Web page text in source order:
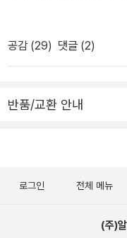
기는 셈이다. 이런 이유로
일터(Fissured
러스처럼 대한민국 전역
다. 기존 퀵서비스가 다양
행업은 배달원이 음식점
자 형태로 운영되기 때문
이너, 학습지교사, 보험설
책들은 이익만을 좇는 대
그러나 원론적인 구호만 되
시장에 구축한 독점적 시
산업 현장에서 계약상 우
사회》(생각비행, 2017)
쓴 저자 양정호 씨는 갑이
회를 ‘하청사회’라고 부
카프카 《변신》 (열린책
그림 《변신》 (문학동네,
(민음사, 1998) 카프카의 대표작 『변신』은 늘 일과 시간에 쫓겨
판원인 그레고리 잠자
한 마리로 변해 버린 것을
잠자의 생각은 이 시대 모
된 삶은 잠자의 몸과 마음
공감 (29) 댓글 (2)
반품/교환 안내
로그인 전체 메뉴
(주)